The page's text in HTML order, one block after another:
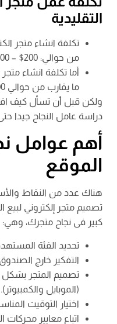
التقليدية
تكلفة انشاء متجر
من حوالي: 200$ – 500$.
أما تكلفة انشاء
ما يقارب من حوالي 1,000$ – 10,000$.
ولكن قبل أن تسأل كيف
دراسة عامل النجاح
أهم عوامل
الموقع
هناك عدد من النقاط
تصميم متجر إلكتروني
كبير فى نجاح متجرك، وهي:
تحديد الفئة
التفكير خارج
تصميم المتجر بشكل
(الموبايل والكمبيوتر).
اختيار التوقيت
اتباع معايير محركات